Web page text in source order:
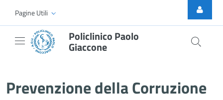
Skip to Main Content
Pagine Utili
Policlinico Paolo
Giaccone
Prevenzione della Corruzione